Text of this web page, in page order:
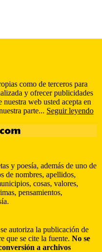
como de terceros para
y ofrecer publicidades
nuestra web usted acepta en
parte... Seguir leyendo
y poesía, además de uno de
de nombres, apellidos,
cosas, valores,
pensamientos,
autoriza la publicación de
que se cite la fuente. No se
a archivos